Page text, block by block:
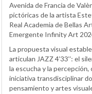
Avenida de Francia de
pictóricas de la artista
Real Academia de Bellas
Emergente Infinity Art
La propuesta visual
articulan JAZZ 4’33’’: el
la escucha y la
iniciativa transdisciplinar
pensamiento y artes